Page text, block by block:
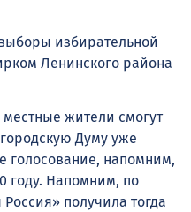
избирательной
Ленинского района
жители смогут
Думу уже
голосование, напомним,
году. Напомним, по
получила тогда